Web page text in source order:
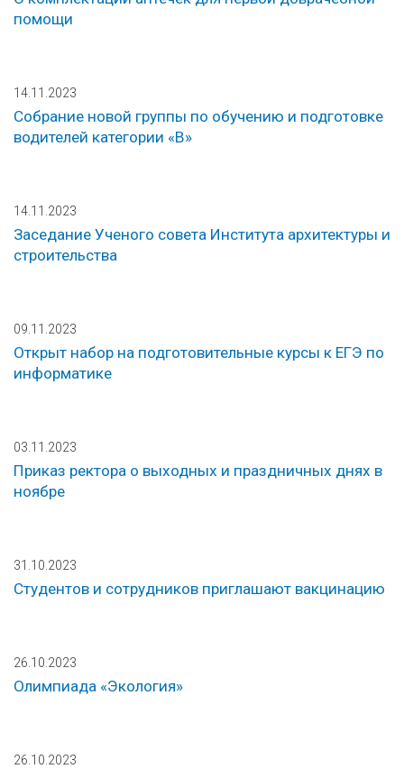
помощи
14.11.2023
Собрание новой группы по обучению и подготовке
водителей категории «В»
14.11.2023
Заседание Ученого совета Института архитектуры и
строительства
09.11.2023
Открыт набор на подготовительные курсы к ЕГЭ по
информатике
03.11.2023
Приказ ректора о выходных и праздничных днях в
ноябре
31.10.2023
Студентов и сотрудников приглашают вакцинацию
26.10.2023
Олимпиада «Экология»
26.10.2023